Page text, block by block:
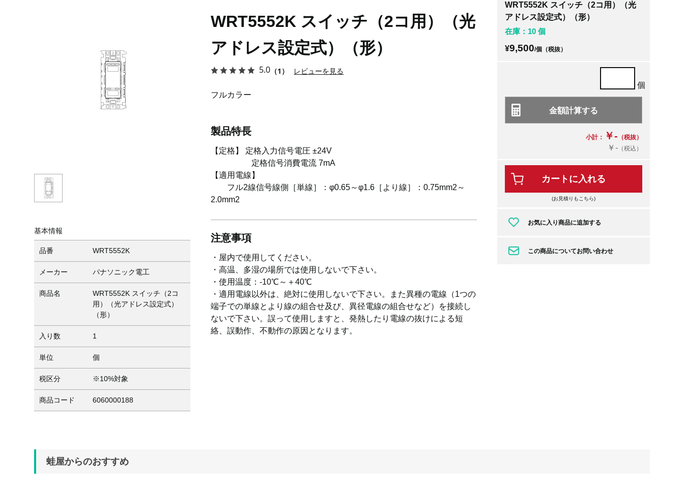
基本情報
品番 WRT5552K
メーカー パナソニック電工
商品名
WRT5552K スイッチ（2コ
用）（光アドレス設定式）
（形）
入り数 1
単位 個
税区分 ※10%対象
商品コード 6060000188
WRT5552K スイッチ（2コ用）（光
アドレス設定式）（形）
5.0 （1） レビューを見る
フルカラー
製品特長
【定格】 定格入力信号電圧 ±24V
定格信号消費電流 7mA
【適用電線】
フル2線信号線側［単線］：φ0.65～φ1.6［より線］：0.75mm2～
2.0mm2
注意事項
・屋内で使用してください。
・高温、多湿の場所では使用しないで下さい。
・使用温度：-10℃～＋40℃
・適用電線以外は、絶対に使用しないで下さい。また異種の電線（1つの
端子での単線とより線の組合せ及び、異径電線の組合せなど）を接続し
ないで下さい。誤って使用しますと、発熱したり電線の抜けによる短
絡、誤動作、不動作の原因となります。
WRT5552K スイッチ（2コ用）（光
アドレス設定式）（形）
在庫：10 個
¥9,500/個（税抜）
個
小計： ￥- （税抜）
￥-（税込）
カートに入れる
(お見積りもこちら)
お気に入り商品に追加する
この商品についてお問い合わせ
蛙屋からのおすすめ